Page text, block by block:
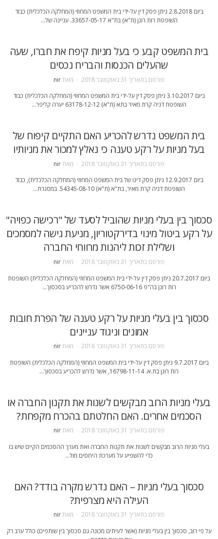
ביום 2.8.2018 ניתן פסק דין על-ידי בית המשפט המחוזי (המחלקה הכלכלית) כבוד
השופטת רות רונן (ת"א) בת"א 33657-05-17. עניינה של…
בית המשפט קבע כי בעל מניות קיפח את חברו, שעה
שהעלים הכנסות והבריח נכסים
פורסם בתאריך 31 באוקטובר 2018 מאתnir
ביום 3.10.2017 ניתן פסק דין על-ידי בית המשפט המחוזי (המחלקה הכלכלית) כבוד
השופטת דניה קרת מאיר בתא (ת"א) 63178-12-12 יערה קליפר…
בית המשפט נדרש להכריע האם התקיים קיפוח של
בעל מניות על רקע טענה כי נאלץ למכור את מניותיו
פורסם בתאריך 31 באוקטובר 2018 מאתnir
ביום 12.9.2017 ניתן פסק דינו של בית המשפט המחוזי (המחלקה הכלכלית), כבוד
השופטת דניה קרת מאיר, בת"א (ת"א) 54345-08-10. במסגרת…
סכסוך בין בעלי מניות שהוביל לסעד של "רכישה כפויה"
על רקע ביטול מינוי בדירקטוריון, מניעת גישה למסמכים
ושלילת זכות ליהנות מרווחי החברה
פורסם בתאריך 31 באוקטובר 2018 מאתnir
ביום 20.7.2017 ניתן פסק דין על-ידי בית המשפט המחוזי (המחלקה הכלכלית) השופטת
רות רונן בה"פ 6750-06-16 אשר נדרש להכריע בסכסוך…
סכסוך בין בעלי מניות על רקע טענה של הפרת חובות
אמונים וניגוד עניינים
פורסם בתאריך 31 באוקטובר 2018 מאתnir
ביום 9.7.2017 ניתן פסק דין על-ידי בית המשפט המחוזי (המחלקה הכלכלית) השופטת
רות רונן בת.א. 16798-11-14, אשר נדרש להכריע בסכסוך…
בעלי מניות הרוב מבקשים לשנות את תקנון החברה או
הסכמים אחרים. האם החלטתם בהכרח מקפחת?
פורסם בתאריך 31 באוקטובר 2018 מאתnir
בעלי מניות הרוב מבקשים לשנות את תקנות החברה ואת מערך ההסכמים הקיים שיש בו
כדי להשפיע על מערכת היחסים מול…
סכסוך בעלי מניות – האם נדרש מקרה בודד? האם
העילה היא מצרפית?
פורסם בתאריך 31 באוקטובר 2018 מאתnir
על פי רוב, סכסוך בין בעלי מניות (אשר לעיתים מכונה גם סכסוך בין שותפים) כולל ערב רק